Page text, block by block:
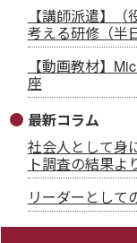
【講師派遣】
考える研修（半
【動画教材】
座
最新コラム
社会人として身
ト調査の結果よ
リーダーとして